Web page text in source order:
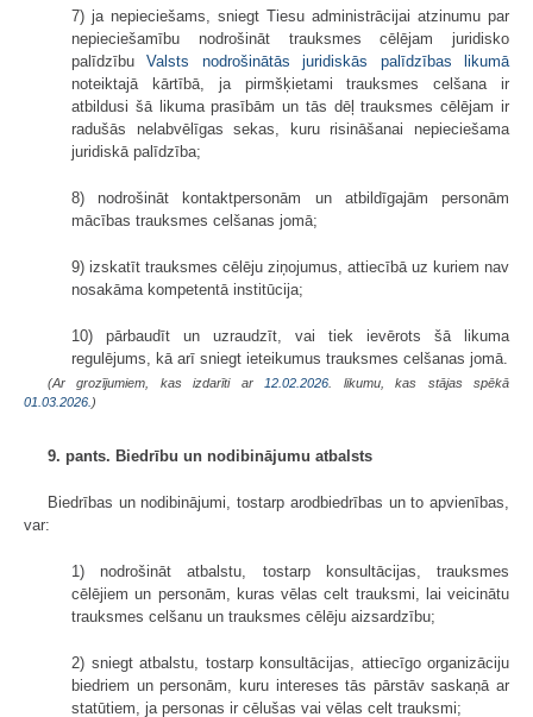
7) ja nepieciešams, sniegt Tiesu administrācijai atzinumu par
nepieciešamību nodrošināt trauksmes cēlējam juridisko
palīdzībuValsts nodrošinātās juridiskās palīdzības likumā
noteiktajā kārtībā, ja pirmšķietami trauksmes celšana ir
atbildusi šā likuma prasībām un tās dēļ trauksmes cēlējam ir
radušās nelabvēlīgas sekas, kuru risināšanai nepieciešama
juridiskā palīdzība;
8) nodrošināt kontaktpersonām un atbildīgajām personām
mācības trauksmes celšanas jomā;
9) izskatīt trauksmes cēlēju ziņojumus, attiecībā uz kuriem nav
nosakāma kompetentā institūcija;
10) pārbaudīt un uzraudzīt, vai tiek ievērots šā likuma
regulējums, kā arī sniegt ieteikumus trauksmes celšanas jomā.
(Ar grozījumiem, kas izdarīti ar 12.02.2026 . likumu, kas stājas spēkā
01.03.2026. )
9. pants. Biedrību un nodibinājumu atbalsts
Biedrības un nodibinājumi, tostarp arodbiedrības un to apvienības,
var:
1) nodrošināt atbalstu, tostarp konsultācijas, trauksmes
cēlējiem un personām, kuras vēlas celt trauksmi, lai veicinātu
trauksmes celšanu un trauksmes cēlēju aizsardzību;
2) sniegt atbalstu, tostarp konsultācijas, attiecīgo organizāciju
biedriem un personām, kuru intereses tās pārstāv saskaņā ar
statūtiem, ja personas ir cēlušas vai vēlas celt trauksmi;